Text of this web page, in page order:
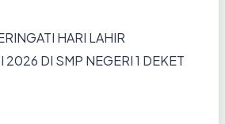
HARI LAHIR
2026 DI SMP NEGERI 1 DEKET